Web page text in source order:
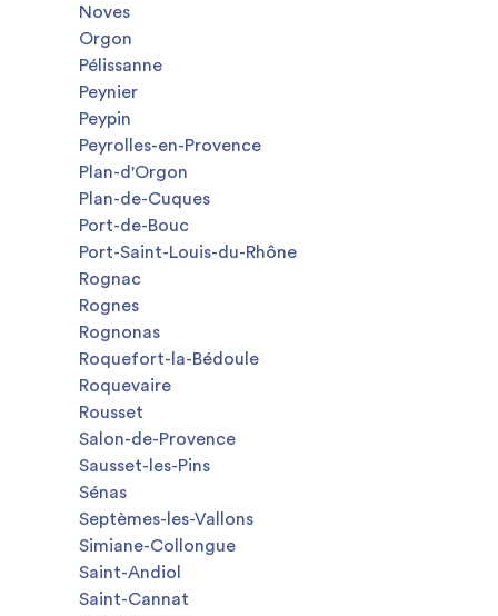
Noves
Orgon
Pélissanne
Peynier
Peypin
Peyrolles-en-Provence
Plan-d'Orgon
Plan-de-Cuques
Port-de-Bouc
Port-Saint-Louis-du-Rhône
Rognac
Rognes
Rognonas
Roquefort-la-Bédoule
Roquevaire
Rousset
Salon-de-Provence
Sausset-les-Pins
Sénas
Septèmes-les-Vallons
Simiane-Collongue
Saint-Andiol
Saint-Cannat